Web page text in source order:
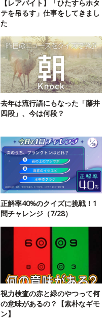
【レアバイト】「ひたすらホタ
テを吊るす」仕事をしてきまし
た
去年は流行語にもなった「藤井
四段」、今は何段？
正解率40%のクイズに挑戦！1
問チャレンジ（7/28）
視力検査の赤と緑のやつって何
の意味があるの？【素朴なギモ
ン】